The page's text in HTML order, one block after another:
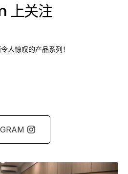
上关注
人惊叹的产品系列！